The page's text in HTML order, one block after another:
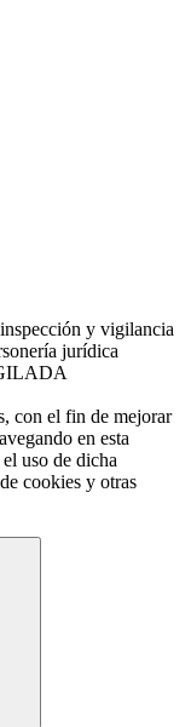
y vigilancia
jurídica
con el fin de mejorar
en esta
uso de dicha
cookies y otras